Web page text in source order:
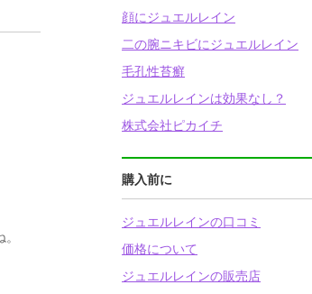
顔にジュエルレイン
二の腕ニキビにジュエルレイン
毛孔性苔癬
ジュエルレインは効果なし？
株式会社ピカイチ
購入前に
ジュエルレインの口コミ
価格について
ジュエルレインの販売店